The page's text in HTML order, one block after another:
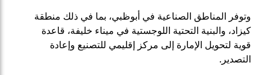
وتوفر المناطق الصناعية في أبوظبي، بما في ذلك منطقة
كيزاد، والبنية التحتية اللوجستية في ميناء خليفة، قاعدة
قوية لتحويل الإمارة إلى مركز إقليمي للتصنيع وإعادة
التصدير.